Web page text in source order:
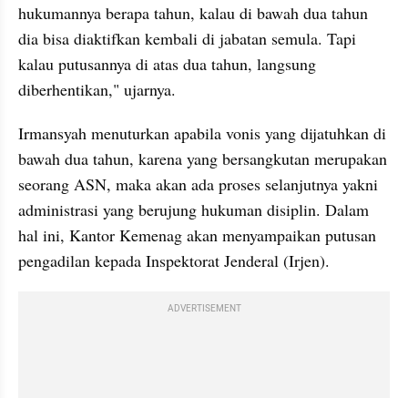
hukumannya berapa tahun, kalau di bawah dua tahun
dia bisa diaktifkan kembali di jabatan semula. Tapi
kalau putusannya di atas dua tahun, langsung
diberhentikan," ujarnya.
Irmansyah menuturkan apabila vonis yang dijatuhkan di
bawah dua tahun, karena yang bersangkutan merupakan
seorang ASN, maka akan ada proses selanjutnya yakni
administrasi yang berujung hukuman disiplin. Dalam
hal ini, Kantor Kemenag akan menyampaikan putusan
pengadilan kepada Inspektorat Jenderal (Irjen).
ADVERTISEMENT